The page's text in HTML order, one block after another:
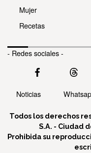
Mujer
Recetas
- Redes sociales -
Noticias
Todos los derechos
S.A. - Ciudad
Prohibida su